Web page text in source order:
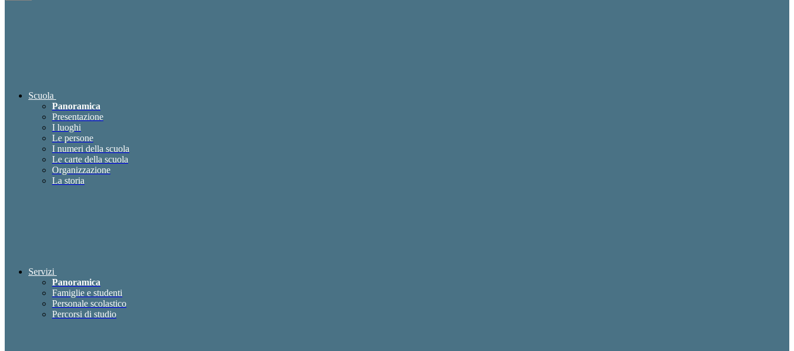
Scuola
Panoramica
Presentazione
I luoghi
Le persone
I numeri della scuola
Le carte della scuola
Organizzazione
La storia
Servizi
Panoramica
Famiglie e studenti
Personale scolastico
Percorsi di studio